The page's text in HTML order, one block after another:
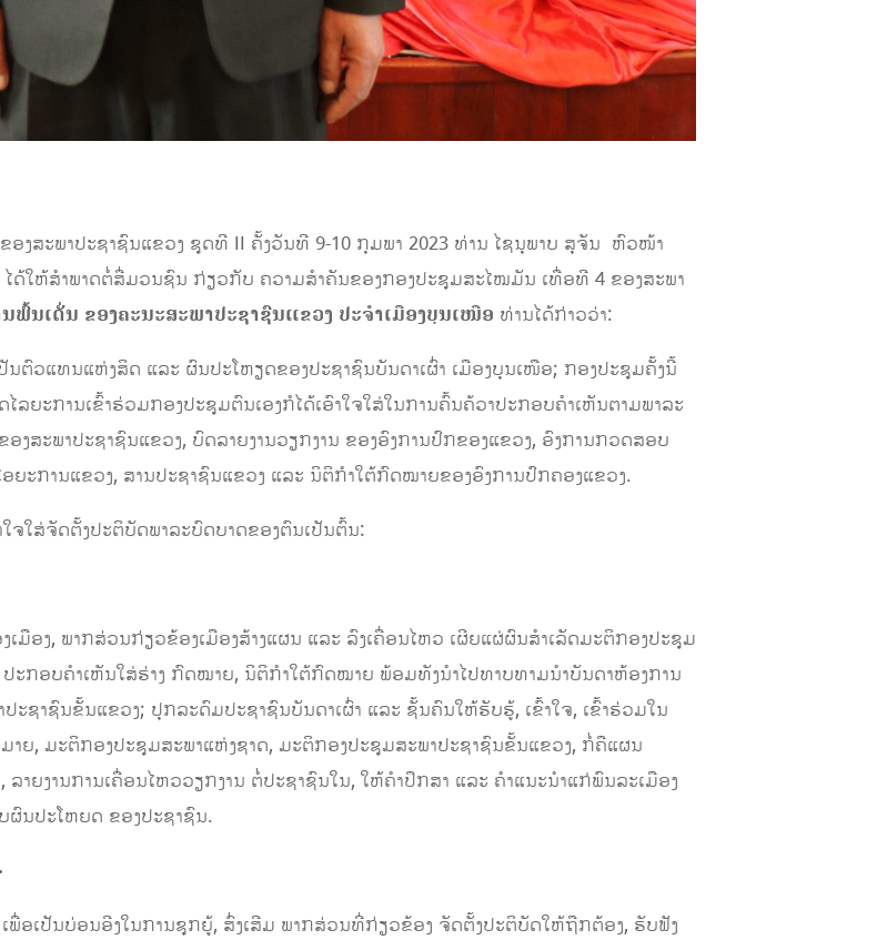
ງສະພາປະຊາຊົນແຂວງ ຊຸດທີ II ຄັ້ງວັນທີ 9-10 ກຸມພາ 2023 ທ່ານ ໄຊນຸພາບ ສຸຈັນ ຫົວໜ້າ
ດ້ໃຫ້ສໍາພາດຕໍ່ສື່ມວນຊົນ ກ່ຽວກັບ ຄວາມສໍາຄັນຂອງກອງປະຊຸມສະໄໝມັນ ເທື່ອທີ 4 ຂອງສະພາ
ນພົ້ນເດັ່ນ ຂອງຄະນະສະພາປະຊາຊົນແຂວງ ປະຈໍາເມືອງບຸນເໜືອ ທ່ານໄດ້ກ່າວວ່າ:
ຕົວແທນແຫ່ງສິດ ແລະ ຜົນປະໂຫຽດຂອງປະຊາຊົນບັນດາເຜົ່າ ເມືອງບຸນເໜືອ; ກອງປະຊຸມຄັ້ງນີ້
ຍະການເຂົ້າຮ່ວມກອງປະຊຸມຕົນເອງກໍໄດ້ເອົາໃຈໃສ່ໃນການຄົ້ນຄ້ວາປະກອບຄໍາເຫັນຕາມພາລະ
ງສະພາປະຊາຊົນແຂວງ, ບົດລາຍງານວຽກງານ ຂອງອົງການປົກຂອງແຂວງ, ອົງການກວດສອບ
ຍະການແຂວງ, ສານປະຊາຊົນແຂວງ ແລະ ນິຕິກໍາໃຕ້ກົດໝາຍຂອງອົງການປົກຄອງແຂວງ.
ຈໃສ່ຈັດຕັ້ງປະຕິບັດພາລະບົດບາດຂອງຕົນເປັນຕົ້ນ:
ມືອງ, ພາກສ່ວນກ່ຽວຂ້ອງເມືອງສ້າງແຜນ ແລະ ລົງເຄື່ອນໄຫວ ເຜີຍແຜ່ຜົນສໍາເລັດມະຕິກອງປະຊຸມ
ະກອບຄໍາເຫັນໃສ່ຮ່າງ ກົດໝາຍ, ນິຕິກໍາໃຕ້ກົດໝາຍ ພ້ອມທັງນໍາໄປທາບທາມນໍາບັນດາຫ້ອງການ
ະຊາຊົນຂັ້ນແຂວງ; ປຸກລະດົມປະຊາຊົນບັນດາເຜົ່າ ແລະ ຊັ້ນຄົນໃຫ້ຮັບຮູ້, ເຂົ້າໃຈ, ເຂົ້າຮ່ວມໃນ
ຍ, ມະຕິກອງປະຊຸມສະພາແຫ່ງຊາດ, ມະຕິກອງປະຊຸມສະພາປະຊາຊົນຂັ້ນແຂວງ, ກໍ່ຄືແຜນ
ຍງານການເຄື່ອນໄຫວວຽກງານ ຕໍ່ປະຊາຊົນໃນ, ໃຫ້ຄໍາປຶກສາ ແລະ ຄໍາແນະນໍາແກ່ພົນລະເມືອງ
ນປະໂຫຍດ ຂອງປະຊາຊົນ.
.
ພື່ອເປັນບ່ອນອີງໃນການຊຸກຍູ້, ສົ່ງເສີມ ພາກສ່ວນທີ່ກ່ຽວຂ້ອງ ຈັດຕັ້ງປະຕິບັດໃຫ້ຖືກຕ້ອງ, ຮັບຟັງ